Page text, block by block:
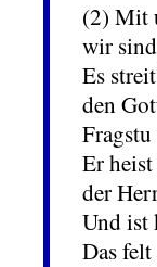
(2) Mit
wir
Es
den
Er
der
Und ist
Das